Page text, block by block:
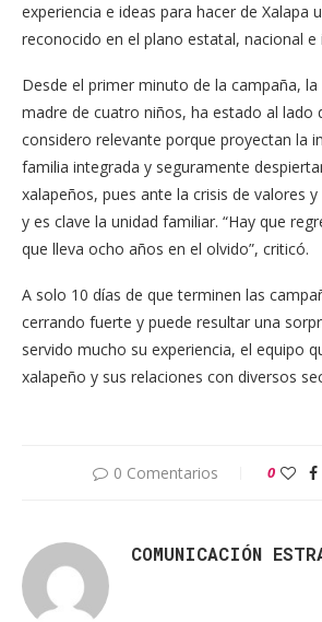
experiencia e ideas para hacer de Xalapa
reconocido en el plano estatal, nacional e
Desde el primer minuto de la campaña,
madre de cuatro niños, ha estado al lado
considero relevante porque proyectan la
familia integrada y seguramente
xalapeños, pues ante la crisis de valores
y es clave la unidad familiar. “Hay que
que lleva ocho años en el olvido”, criticó.
A solo 10 días de que terminen las
cerrando fuerte y puede resultar una
servido mucho su experiencia, el equipo
xalapeño y sus relaciones con diversos
0 Comentarios 0
COMUNICACIÓN